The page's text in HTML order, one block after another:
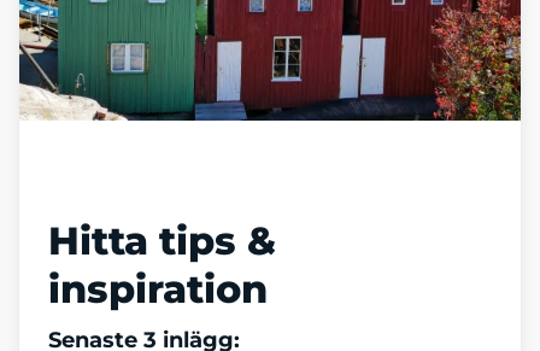
Hitta tips &
inspiration
Senaste 3 inlägg: